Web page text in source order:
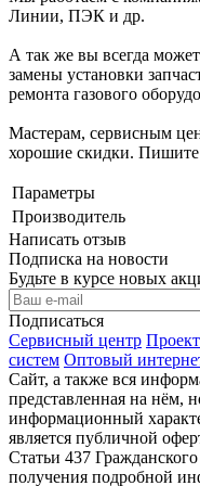
Линии, ПЭК и др.
А так же вы всегда
замены установки
ремонта газового
Мастерам, сервисным
хорошие скидки.
Параметры
Производитель
Написать отзыв
Подписка на новости
Будьте в курсе новых
Подписаться
Сервисный центр
систем Оптовый
Сайт, а также вся
представленная на нём,
информационный
является публичной
Статьи 437
получения подробной